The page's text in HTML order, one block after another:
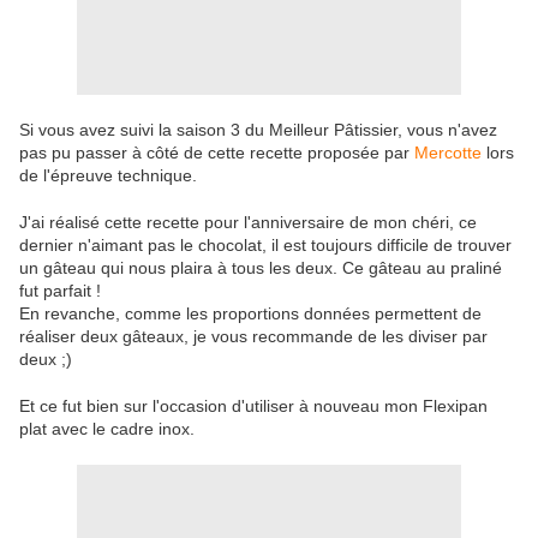
Si vous avez suivi la saison 3 du Meilleur Pâtissier, vous n'avez
pas pu passer à côté de cette recette proposée par Mercotte lors
de l'épreuve technique.
J'ai réalisé cette recette pour l'anniversaire de mon chéri, ce
dernier n'aimant pas le chocolat, il est toujours difficile de trouver
un gâteau qui nous plaira à tous les deux. Ce gâteau au praliné
fut parfait !
En revanche, comme les proportions données permettent de
réaliser deux gâteaux, je vous recommande de les diviser par
deux ;)
Et ce fut bien sur l'occasion d'utiliser à nouveau mon Flexipan
plat avec le cadre inox.